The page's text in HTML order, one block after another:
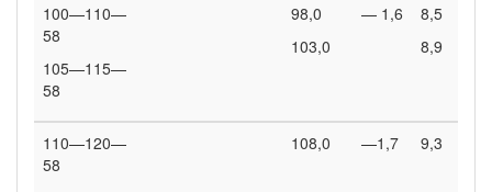
100—110—
58
105—115—
58
98,0
103,0
— 1,6
8,5
8,9
110—120—
58
108,0 —1,7 9,3